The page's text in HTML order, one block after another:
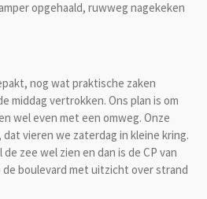
opgehaald, ruwweg nagekeken
nog wat praktische zaken
middag vertrokken. Ons plan is om
wel even met een omweg. Onze
dat vieren we zaterdag in kleine kring.
zee wel zien en dan is de CP van
boulevard met uitzicht over strand